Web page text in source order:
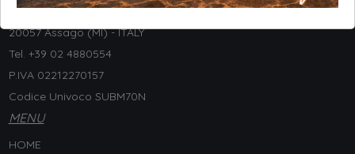
Via Galileo Galilei, 8
20057 Assago (MI) - ITALY
Tel. +39 02 4880554
P.IVA 02212270157
Codice Univoco SUBM70N
MENU
HOME